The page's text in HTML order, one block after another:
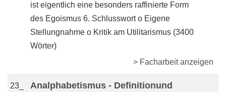
ist eigentlich eine besonders raffinierte Form
des Egoismus 6. Schlusswort o Eigene
Stellungnahme o Kritik am Utilitarismus (3400
Wörter)
> Facharbeit anzeigen
23_
Analphabetismus - Definitionund